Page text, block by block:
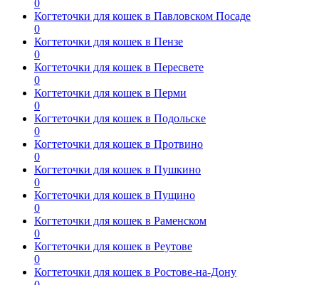
0
Когтеточки для кошек в Павловском Посаде
0
Когтеточки для кошек в Пензе
0
Когтеточки для кошек в Пересвете
0
Когтеточки для кошек в Перми
0
Когтеточки для кошек в Подольске
0
Когтеточки для кошек в Протвино
0
Когтеточки для кошек в Пушкино
0
Когтеточки для кошек в Пущино
0
Когтеточки для кошек в Раменском
0
Когтеточки для кошек в Реутове
0
Когтеточки для кошек в Ростове-на-Дону